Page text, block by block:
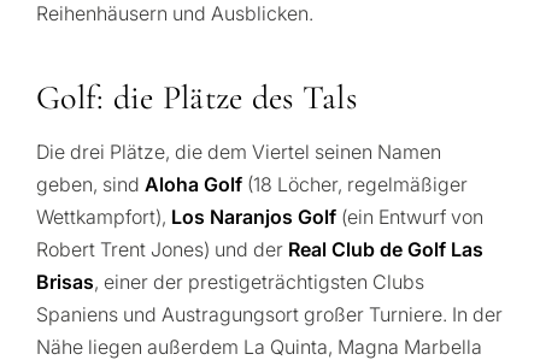
Reihenhäusern und Ausblicken.
Golf: die Plätze des Tals
Die drei Plätze, die dem Viertel seinen Namen
geben, sind Aloha Golf (18 Löcher, regelmäßiger
Wettkampfort), Los Naranjos Golf (ein Entwurf von
Robert Trent Jones) und der Real Club de Golf Las
Brisas, einer der prestigeträchtigsten Clubs
Spaniens und Austragungsort großer Turniere. In der
Nähe liegen außerdem La Quinta, Magna Marbella